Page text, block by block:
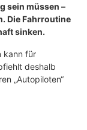
sein müssen –
Die Fahrroutine
sinken.
kann für
deshalb
„Autopiloten“